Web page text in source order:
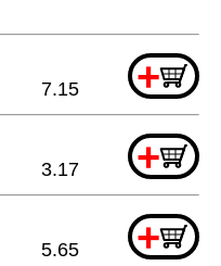
+
7.15
+
3.17
+
5.65